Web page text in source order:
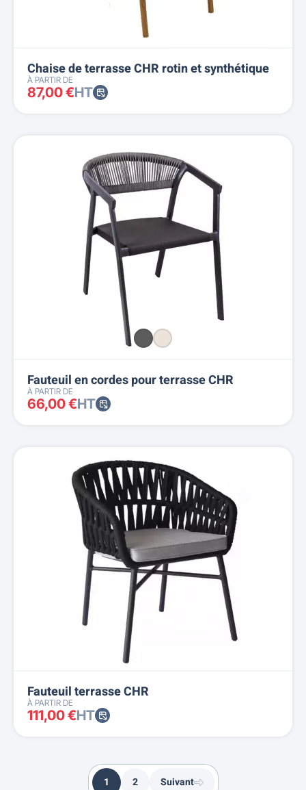
Chaise de terrasse CHR rotin et synthétique
À PARTIR DE
87,00 €HT
Fauteuil en cordes pour terrasse CHR
À PARTIR DE
66,00 €HT
Fauteuil terrasse CHR
À PARTIR DE
111,00 €HT
1 2 Suivant